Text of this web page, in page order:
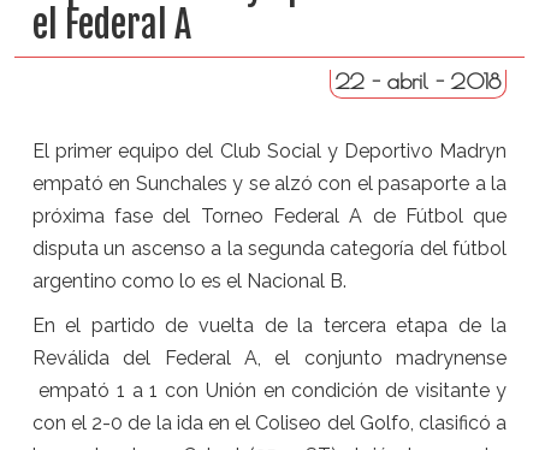
el Federal A
22 - abril - 2018
El primer equipo del Club Social y Deportivo Madryn
empató en Sunchales y se alzó con el pasaporte a la
próxima fase del Torneo Federal A de Fútbol que
disputa un ascenso a la segunda categoría del fútbol
argentino como lo es el Nacional B.
En el partido de vuelta de la tercera etapa de la
Reválida del Federal A, el conjunto madrynense
empató 1 a 1 con Unión en condición de visitante y
con el 2-0 de la ida en el Coliseo del Golfo, clasificó a